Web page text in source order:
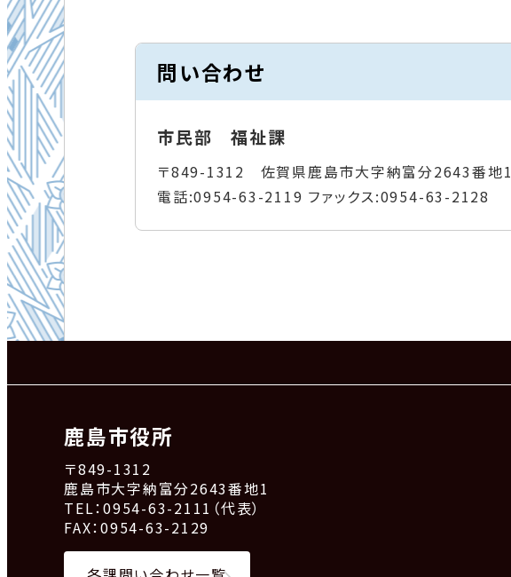
問い合わせ
市民部 福祉課
〒849-1312 佐賀県鹿島市大字納富分2643番地1
電話:0954-63-2119 ファックス:0954-63-2128
鹿島市役所
〒849-1312
鹿島市大字納富分2643番地1
TEL：0954-63-2111（代表）
FAX：0954-63-2129